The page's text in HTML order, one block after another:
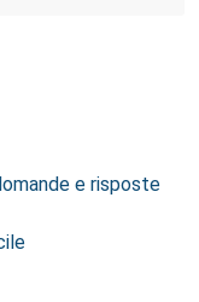
e risposte